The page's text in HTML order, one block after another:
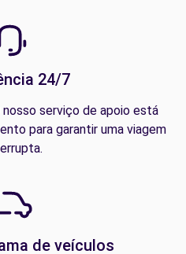
24/7
serviço de apoio está
para garantir uma viagem
de veículos